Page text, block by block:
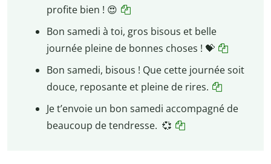
profite bien ! 😍
Bon samedi à toi, gros bisous et belle
journée pleine de bonnes choses ! 💝
Bon samedi, bisous ! Que cette journée soit
douce, reposante et pleine de rires.
Je t’envoie un bon samedi accompagné de
beaucoup de tendresse. 💞